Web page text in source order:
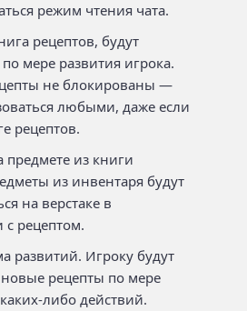
режим чтения чата.
рецептов, будут
мере развития игрока.
не блокированы —
любыми, даже если
рецептов.
предмете из книги
из инвентаря будут
на верстаке в
с рецептом.
развитий. Игроку будут
новые рецепты по мере
либо действий.